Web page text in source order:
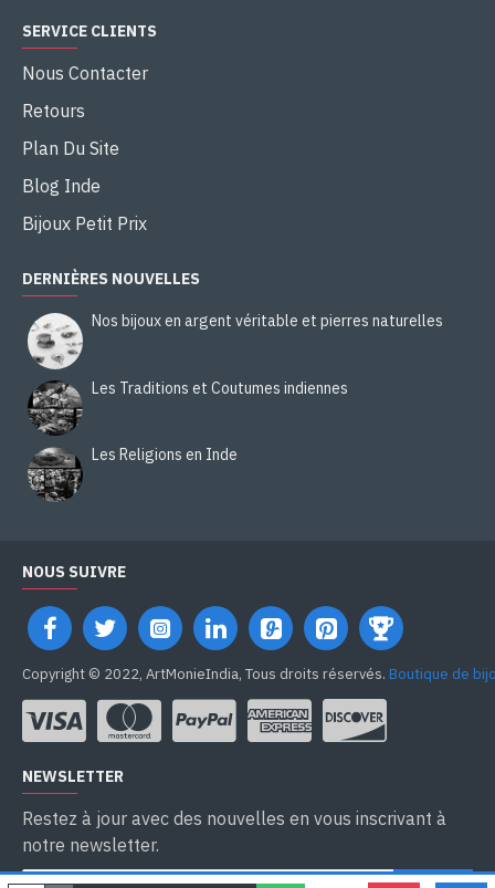
SERVICE CLIENTS
Nous Contacter
Retours
Plan Du Site
Blog Inde
Bijoux Petit Prix
DERNIÈRES NOUVELLES
Nos bijoux en argent véritable et pierres naturelles
Les Traditions et Coutumes indiennes
Les Religions en Inde
NOUS SUIVRE
Copyright © 2022, ArtMonieIndia, Tous droits réservés. Boutique de
NEWSLETTER
Restez à jour avec des nouvelles en vous inscrivant à
notre newsletter.